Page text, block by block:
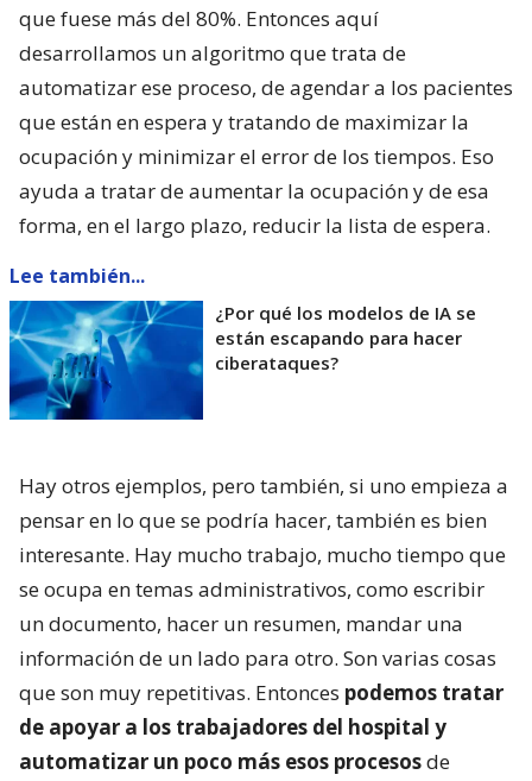
que fuese más del 80%. Entonces aquí
desarrollamos un algoritmo que trata de
automatizar ese proceso, de agendar a los pacientes
que están en espera y tratando de maximizar la
ocupación y minimizar el error de los tiempos. Eso
ayuda a tratar de aumentar la ocupación y de esa
forma, en el largo plazo, reducir la lista de espera.
Lee también...
¿Por qué los modelos de IA se
están escapando para hacer
ciberataques?
Hay otros ejemplos, pero también, si uno empieza a
pensar en lo que se podría hacer, también es bien
interesante. Hay mucho trabajo, mucho tiempo que
se ocupa en temas administrativos, como escribir
un documento, hacer un resumen, mandar una
información de un lado para otro. Son varias cosas
que son muy repetitivas. Entonces podemos tratar
de apoyar a los trabajadores del hospital y
automatizar un poco más esos procesosde